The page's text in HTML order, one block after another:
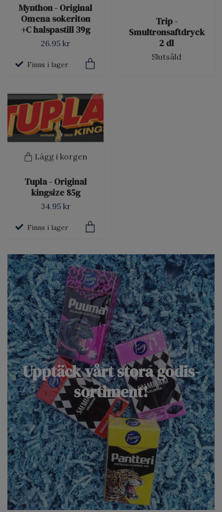
Upptäck vårt stora godis-
sortiment!
Mynthon - Original
Omena sokeriton
+C halspastill 39g
26.95 kr
Finns i lager
Trip -
Smultronsaftdryck
2 dl
Slutsåld
Lägg i korgen
Tupla - Original
kingsize 85g
34.95 kr
Finns i lager